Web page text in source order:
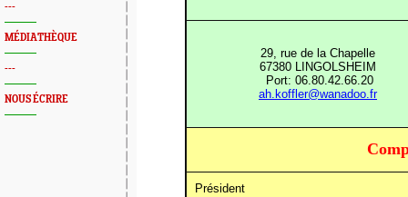
---
MÉDIATHÈQUE
---
NOUS ÉCRIRE
29, rue de la Chapelle
67380 LINGOLSHEIM
Port: 06.80.42.66.20
ah.koffler@wanadoo.fr
Président